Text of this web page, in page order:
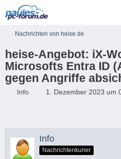
Nachrichten von heise.de
heise-Angebot: iX-
Microsofts Entra ID
gegen Angriffe
Info 1. Dezember 2023 um
Info
Nachrichtenkurier